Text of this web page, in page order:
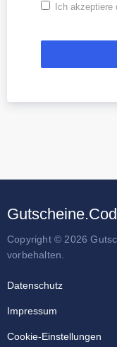
Ich akzeptiere
Copyright © 2026
vorbehalten.
Datenschutz
Impressum
Cookie-Einstellungen